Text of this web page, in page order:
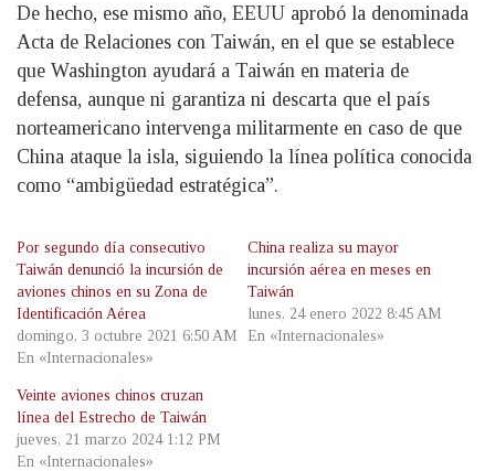
De hecho, ese mismo año, EEUU aprobó la denominada
Acta de Relaciones con Taiwán, en el que se establece
que Washington ayudará a Taiwán en materia de
defensa, aunque ni garantiza ni descarta que el país
norteamericano intervenga militarmente en caso de que
China ataque la isla, siguiendo la línea política conocida
como “ambigüedad estratégica”.
Por segundo día consecutivo
Taiwán denunció la incursión de
aviones chinos en su Zona de
Identificación Aérea
domingo, 3 octubre 2021 6:50 AM
En «Internacionales»
China realiza su mayor
incursión aérea en meses en
Taiwán
lunes, 24 enero 2022 8:45 AM
En «Internacionales»
Veinte aviones chinos cruzan
línea del Estrecho de Taiwán
jueves, 21 marzo 2024 1:12 PM
En «Internacionales»